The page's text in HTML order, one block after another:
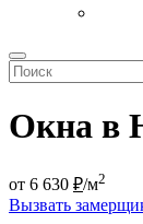
Окна в
от 6 630 ₽/м2
Вызвать